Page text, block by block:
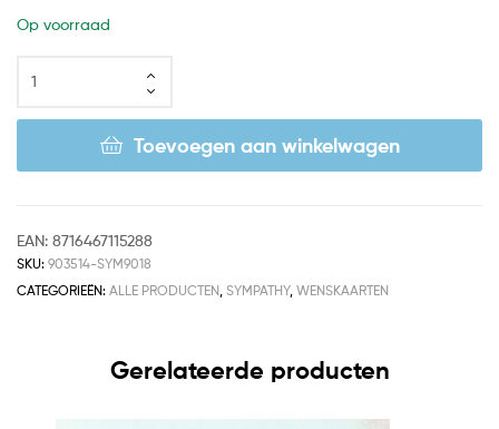
Op voorraad
Toevoegen aan winkelwagen
EAN: 8716467115288
SKU: 903514-SYM9018
CATEGORIEËN: ALLE PRODUCTEN SYMPATHY, WENSKAARTEN
Gerelateerde producten